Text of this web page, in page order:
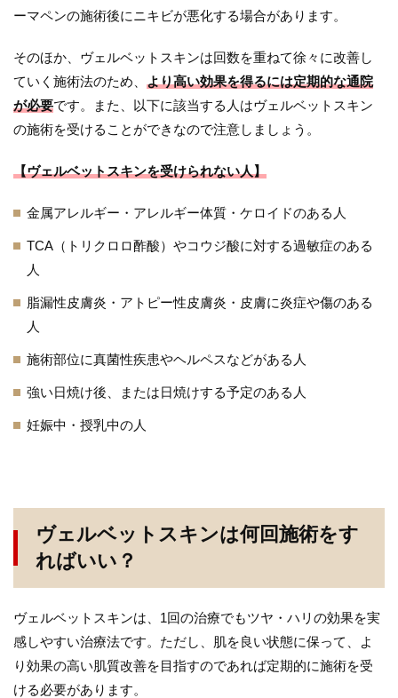
ーマペンの施術後にニキビが悪化する場合があります。
そのほか、ヴェルベットスキンは回数を重ねて徐々に改善し
ていく施術法のため、 より高い効果を得るには定期的な通院
が必要です。また、以下に該当する人はヴェルベットスキン
の施術を受けることができなので注意しましょう。
【ヴェルベットスキンを受けられない人】
金属アレルギー・アレルギー体質・ケロイドのある人
TCA（トリクロロ酢酸）やコウジ酸に対する過敏症のある
人
脂漏性皮膚炎・アトピー性皮膚炎・皮膚に炎症や傷のある
人
施術部位に真菌性疾患やヘルペスなどがある人
強い日焼け後、または日焼けする予定のある人
妊娠中・授乳中の人
ヴェルベットスキンは何回施術をす
ればいい？
ヴェルベットスキンは、1回の治療でもツヤ・ハリの効果を実
感しやすい治療法です。ただし、肌を良い状態に保って、よ
り効果の高い肌質改善を目指すのであれば定期的に施術を受
ける必要があります。